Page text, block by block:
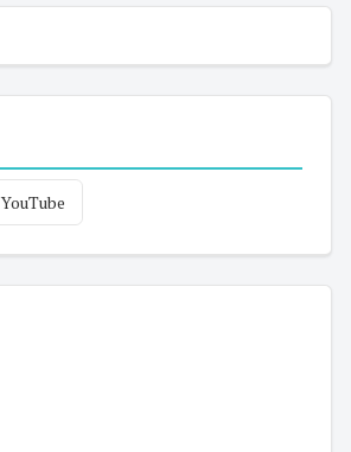
YouTube